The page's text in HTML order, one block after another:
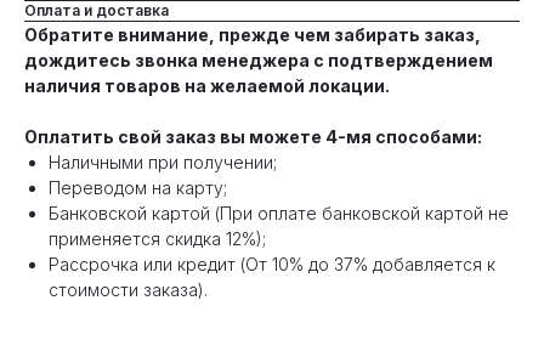
Оплата и доставка
Обратите внимание, прежде чем забирать заказ,
дождитесь звонка менеджера с подтверждением
наличия товаров на желаемой локации.
Оплатить свой заказ вы можете 4-мя способами:
Наличными при получении;
Переводом на карту;
Банковской картой (При оплате банковской картой не
применяется скидка 12%);
Рассрочка или кредит (От 10% до 37% добавляется к
стоимости заказа).